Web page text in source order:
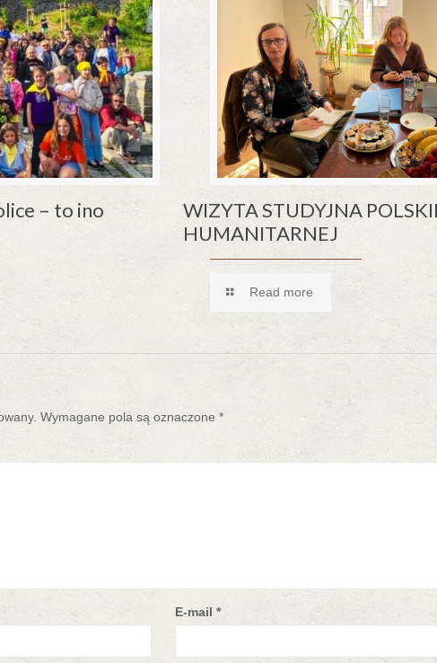
– to ino
WIZYTA STUDYJNA
HUMANITARNEJ
Read more
Wymagane pola są oznaczone*
E-mail*